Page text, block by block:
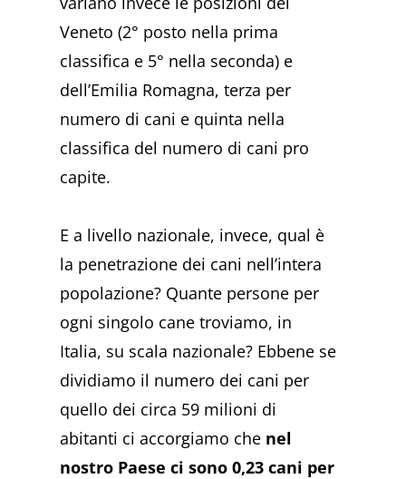
Veneto (2° posto nella prima
classifica e 5° nella seconda) e
dell’Emilia Romagna, terza per
numero di cani e quinta nella
classifica del numero di cani pro
capite.
E a livello nazionale, invece, qual è
la penetrazione dei cani nell’intera
popolazione? Quante persone per
ogni singolo cane troviamo, in
Italia, su scala nazionale? Ebbene se
dividiamo il numero dei cani per
quello dei circa 59 milioni di
abitanti ci accorgiamo che nel
nostro Paese ci sono 0,23 cani per